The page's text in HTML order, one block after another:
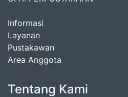
Informasi
Layanan
Pustakawan
Area Anggota
Tentang Kami